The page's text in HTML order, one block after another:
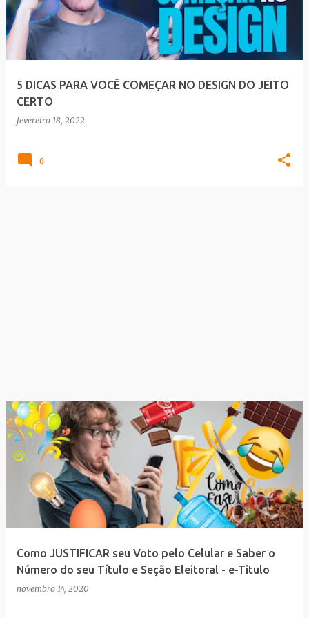
t
a
g
5 DICAS PARA VOCÊ COMEÇAR NO DESIGN DO JEITO
CERTO
fevereiro 18, 2022
0
Como JUSTIFICAR seu Voto pelo Celular e Saber o
Número do seu Título e Seção Eleitoral - e-Titulo
novembro 14, 2020